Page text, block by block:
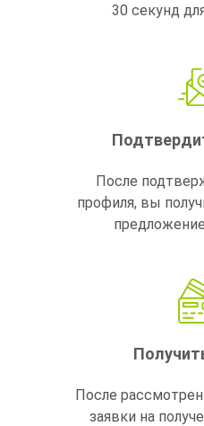
30 секунд
После
профиля, вы
После
заявки на